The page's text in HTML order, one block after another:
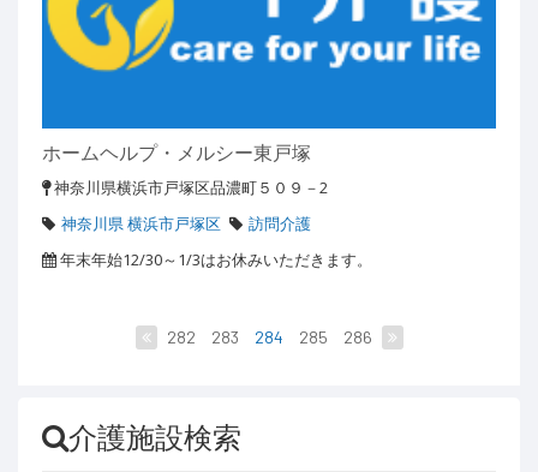
ホームヘルプ・メルシー東戸塚
神奈川県横浜市戸塚区品濃町５０９－2
神奈川県 横浜市戸塚区
訪問介護
年末年始12/30～1/3はお休みいただきます。
282 283 284 285 286
介護施設検索